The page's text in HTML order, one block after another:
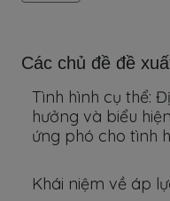
Các chủ đề đề
Tình hình cụ thể:
hưởng và biểu
ứng phó cho tình
Khái niệm về áp